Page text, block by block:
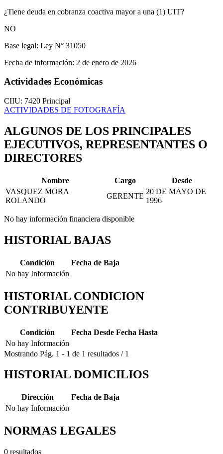
¿Tiene deuda en cobranza coactiva mayor a una (1) UIT?
NO
Base legal: Ley N° 31050
Fecha de información: 2 de enero de 2026
Actividades Económicas
CIIU: 7420 Principal
ACTIVIDADES DE FOTOGRAFÍA
ALGUNOS DE LOS PRINCIPALES
EJECUTIVOS, REPRESENTANTES O
DIRECTORES
Nombre Cargo
Desde
VASQUEZ MORA
ROLANDO
GERENTE
20 DE MAYO DE
1996
No hay información financiera disponible
HISTORIAL BAJAS
Condición
Fecha de Baja
No hay Información
HISTORIAL CONDICION
CONTRIBUYENTE
Condición Fecha Desde Fecha Hasta
No hay Información
Mostrando Pág. 1 - 1 de 1 resultados / 1
HISTORIAL DOMICILIOS
Dirección
Fecha de Baja
No hay Información
NORMAS LEGALES
0 resultados